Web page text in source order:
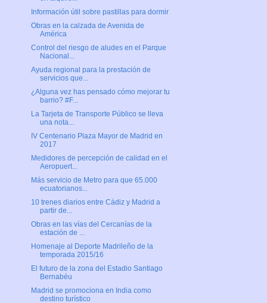
Información útil sobre pastillas para dormir
Obras en la calzada de Avenida de
América
Control del riesgo de aludes en el Parque
Nacional...
Ayuda regional para la prestación de
servicios que...
¿Alguna vez has pensado cómo mejorar tu
barrio? #F...
La Tarjeta de Transporte Público se lleva
una nota...
IV Centenario Plaza Mayor de Madrid en
2017
Medidores de percepción de calidad en el
Aeropuert...
Más servicio de Metro para que 65.000
ecuatorianos...
10 trenes diarios entre Cádiz y Madrid a
partir de...
Obras en las vías del Cercanías de la
estación de ...
Homenaje al Deporte Madrileño de la
temporada 2015/16
El futuro de la zona del Estadio Santiago
Bernabéu
Madrid se promociona en India como
destino turístico